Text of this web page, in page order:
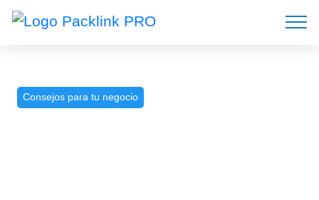
Consejos para tu negocio